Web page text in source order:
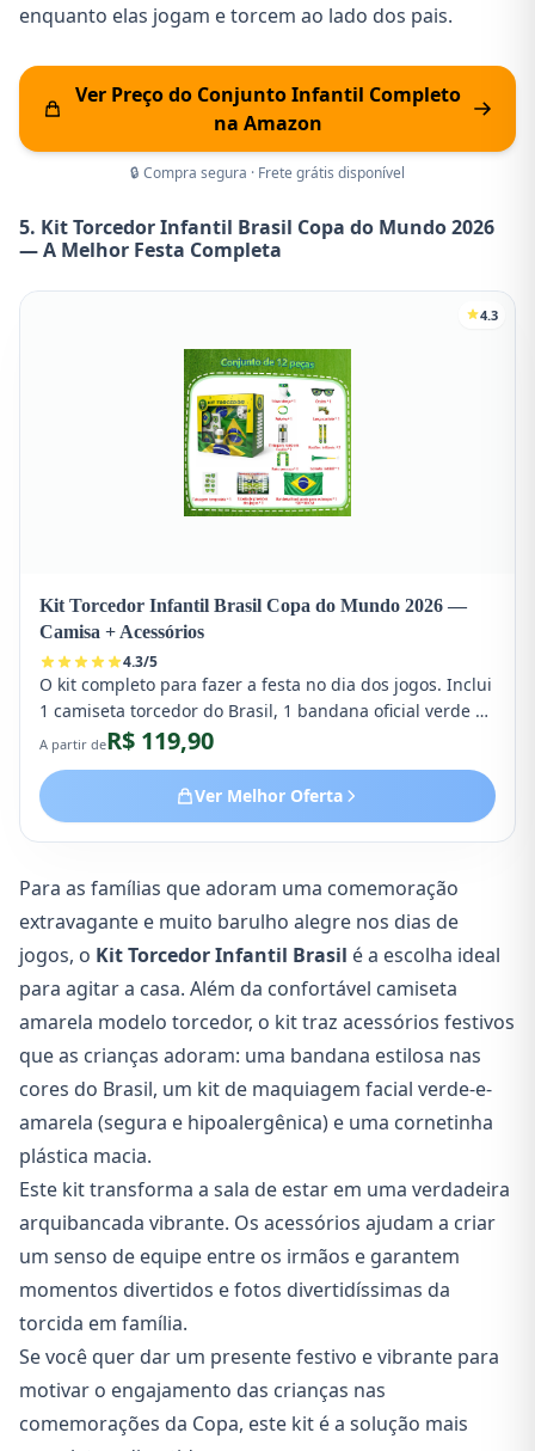
enquanto elas jogam e torcem ao lado dos pais.
Ver Preço do Conjunto Infantil Completo
na Amazon
🔒 Compra segura · Frete grátis disponível
5. Kit Torcedor Infantil Brasil Copa do Mundo 2026
— A Melhor Festa Completa
4.3
Kit Torcedor Infantil Brasil Copa do Mundo 2026 —
Camisa + Acessórios
4.3/5
O kit completo para fazer a festa no dia dos jogos. Inclui
1 camiseta torcedor do Brasil, 1 bandana oficial verde e
amarela e acessórios adicionais como pintura facial e
A partir deR$ 119,90
Ver Melhor Oferta
Para as famílias que adoram uma comemoração
extravagante e muito barulho alegre nos dias de
jogos, o Kit Torcedor Infantil Brasil é a escolha ideal
para agitar a casa. Além da confortável camiseta
amarela modelo torcedor, o kit traz acessórios festivos
que as crianças adoram: uma bandana estilosa nas
cores do Brasil, um kit de maquiagem facial verde-e-
amarela (segura e hipoalergênica) e uma cornetinha
plástica macia.
Este kit transforma a sala de estar em uma verdadeira
arquibancada vibrante. Os acessórios ajudam a criar
um senso de equipe entre os irmãos e garantem
momentos divertidos e fotos divertidíssimas da
torcida em família.
Se você quer dar um presente festivo e vibrante para
motivar o engajamento das crianças nas
comemorações da Copa, este kit é a solução mais